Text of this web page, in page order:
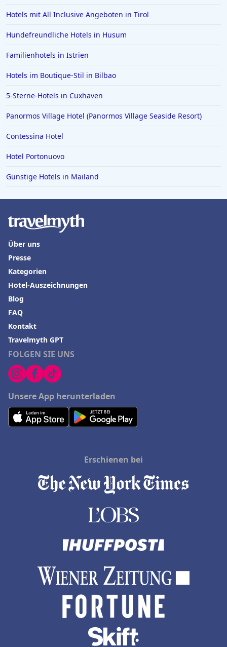
Hotels mit All Inclusive Angeboten in Tirol
Hundefreundliche Hotels in Husum
Familienhotels in Istrien
Hotels im Boutique-Stil in Bilbao
5-Sterne-Hotels in Cuxhaven
Panormos Village Hotel (Panormos Village Seaside Resort)
Contessina Hotel
Hotel Portonuovo
Günstige Hotels in Mailand
FOLGEN SIE UNS
Unsere App herunterladen
Über uns
Presse
Kategorien
Hotel-Auszeichnungen
Blog
FAQ
Kontakt
Travelmyth GPT
Erschienen bei